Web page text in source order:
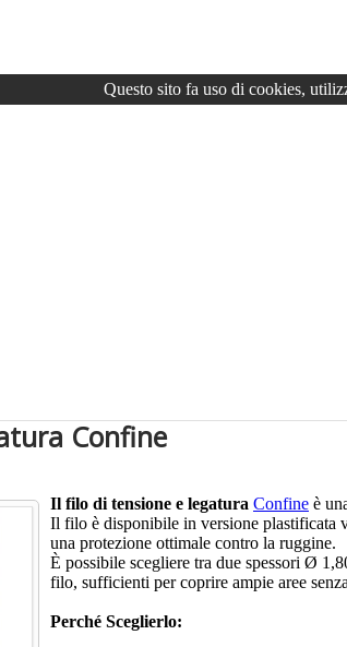
Questo sito fa uso di cookies,
Confine
Il filo di tensione e legatura Confine è
Il filo è disponibile in versione plastificata
una protezione ottimale contro la ruggine.
È possibile scegliere tra due spessori Ø
filo, sufficienti per coprire ampie aree
Perché Sceglierlo: